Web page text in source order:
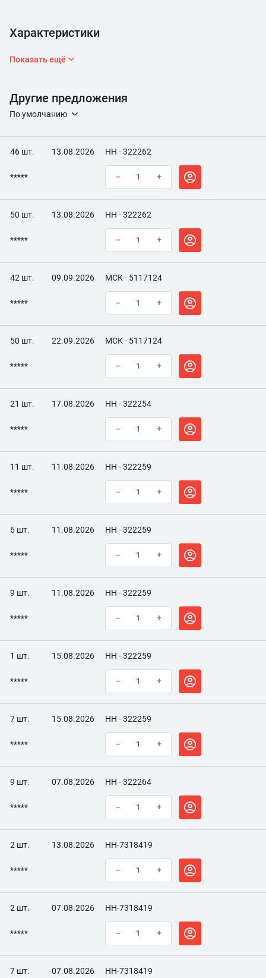
положительной температуры и встряхнуть.Залить в
топливный бак непосредственно перед заправкой.
Характеристики
Показать ещё
Другие предложения
По умолчанию
46 шт. 13.08.2026 НН - 322262
***** – +
50 шт. 13.08.2026 НН - 322262
***** – +
42 шт. 09.09.2026 МСК - 5117124
***** – +
50 шт. 22.09.2026 МСК - 5117124
***** – +
21 шт. 17.08.2026 НН - 322254
***** – +
11 шт. 11.08.2026 НН - 322259
***** – +
6 шт. 11.08.2026 НН - 322259
***** – +
9 шт. 11.08.2026 НН - 322259
***** – +
1 шт. 15.08.2026 НН - 322259
***** – +
7 шт. 15.08.2026 НН - 322259
***** – +
9 шт. 07.08.2026 НН - 322264
***** – +
2 шт. 13.08.2026 НН-7318419
***** – +
2 шт. 07.08.2026 НН-7318419
***** – +
7 шт. 07.08.2026 НН-7318419